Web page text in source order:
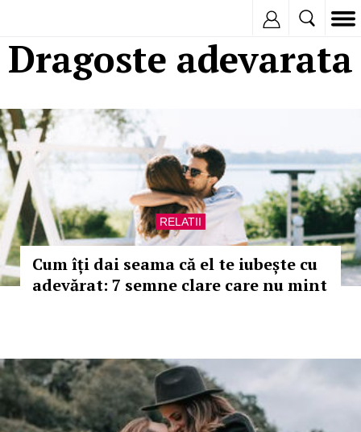
Dragoste adevarata
RELATII
Cum îți dai seama că el te iubește cu
adevărat: 7 semne clare care nu mint